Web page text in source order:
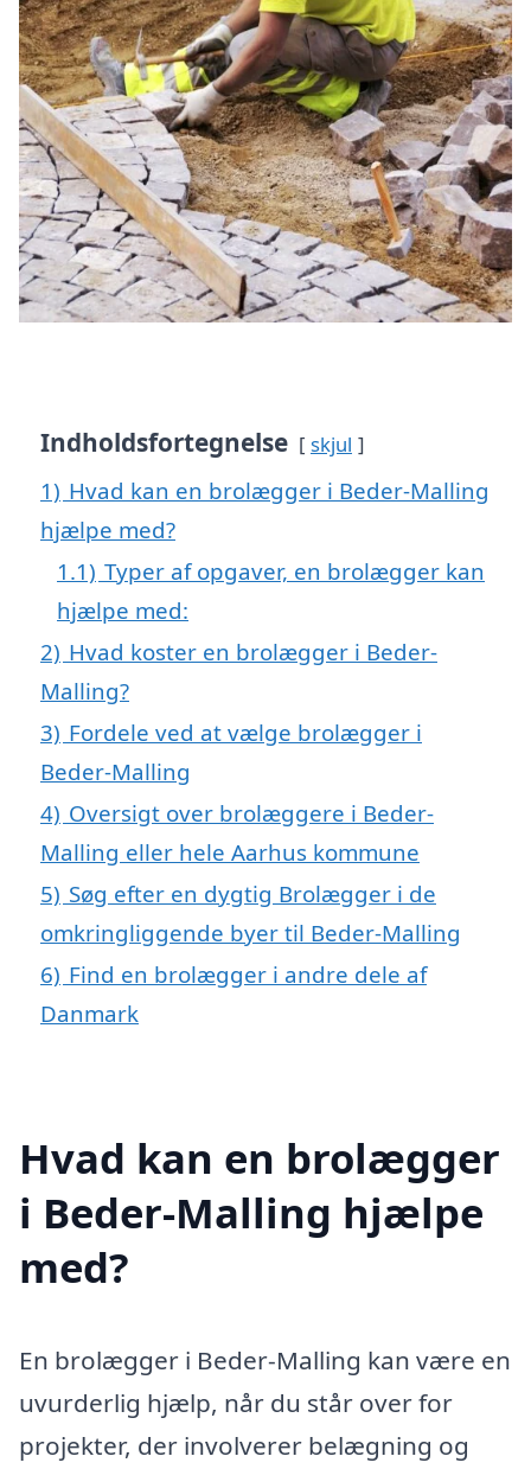
Indholdsfortegnelse skjul
1) Hvad kan en brolægger i Beder-Malling
hjælpe med?
1.1) Typer af opgaver, en brolægger kan
hjælpe med:
2) Hvad koster en brolægger i Beder-
Malling?
3) Fordele ved at vælge brolægger i
Beder-Malling
4) Oversigt over brolæggere i Beder-
Malling eller hele Aarhus kommune
5) Søg efter en dygtig Brolægger i de
omkringliggende byer til Beder-Malling
6) Find en brolægger i andre dele af
Danmark
Hvad kan en brolægger
i Beder-Malling hjælpe
med?
En brolægger i Beder-Malling kan være en
uvurderlig hjælp, når du står over for
projekter, der involverer belægning og